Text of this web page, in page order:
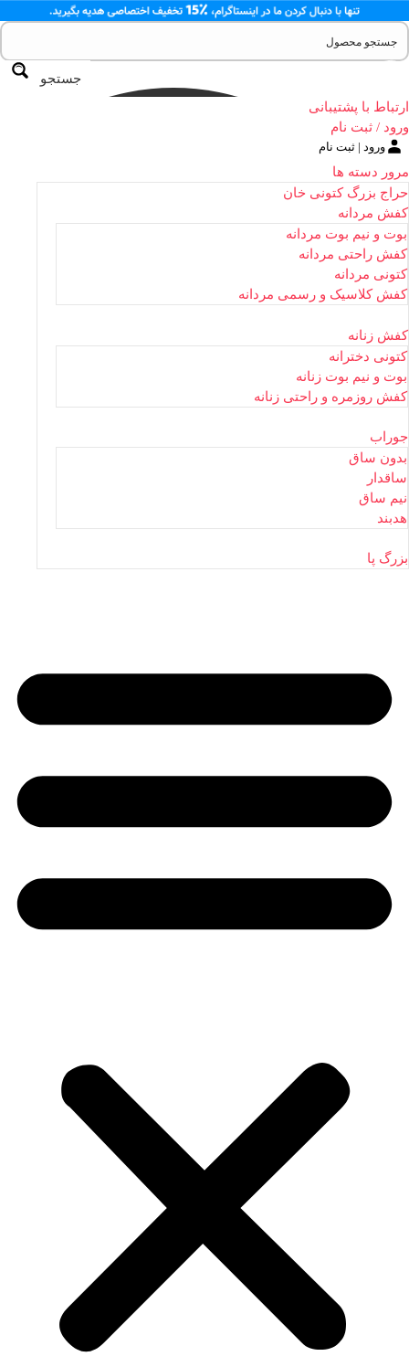
جستجو
ارتباط با پشتیبانی
ورود / ثبت نام
ورود | ثبت نام
مرور دسته ها
حراج بزرگ کتونی خان
کفش مردانه
بوت و نیم بوت مردانه
کفش راحتی مردانه
کتونی مردانه
کفش کلاسیک و رسمی مردانه
کفش زنانه
کتونی دخترانه
بوت و نیم بوت زنانه
کفش روزمره و راحتی زنانه
جوراب
بدون ساق
ساقدار
نیم ساق
هدبند
بزرگ پا